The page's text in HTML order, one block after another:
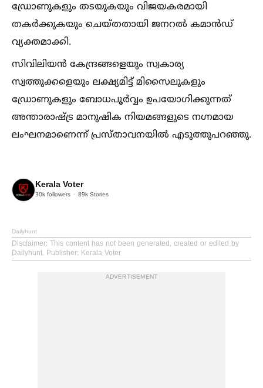
ഡ്രോണുകളും തടയുകയും വിജയകരമായി
തകർക്കുകയും ചെയ്തതായി ജനറല്‍ കമാൻഡ്
വ്യക്തമാക്കി.
സിവിലിയൻ കേന്ദ്രങ്ങളെയും സ്വകാര്യ
സ്വത്തുക്കളെയും ലക്ഷ്യമിട്ട് മിസൈലുകളും
ഡ്രോണുകളും ബോധപൂർവ്വം ഉപയോഗിക്കുന്നത്
അന്താരാഷ്ട്ര മാനുഷിക നിയമങ്ങളുടെ നഗ്നമായ
ലംഘനമാണെന്ന് പ്രസ്താവനയില്‍ എടുത്തുപറഞ്ഞു.
Kerala Voter
30k followers 89k Stories
Dailyhunt
Disclaimer: This content has not been generated, created or edited by
Dailyhunt. Publisher: Kerala Voter
ADVERTISEMENT